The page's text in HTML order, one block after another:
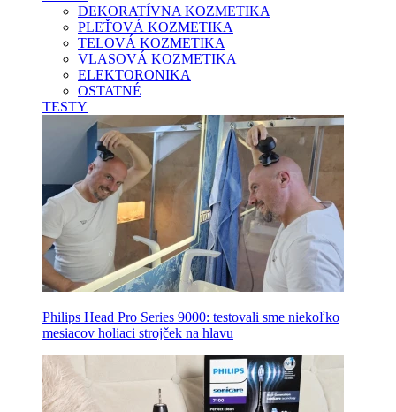
DEKORATÍVNA KOZMETIKA
PLEŤOVÁ KOZMETIKA
TELOVÁ KOZMETIKA
VLASOVÁ KOZMETIKA
ELEKTORONIKA
OSTATNÉ
TESTY
Philips Head Pro Series 9000: testovali sme niekoľko
mesiacov holiaci strojček na hlavu